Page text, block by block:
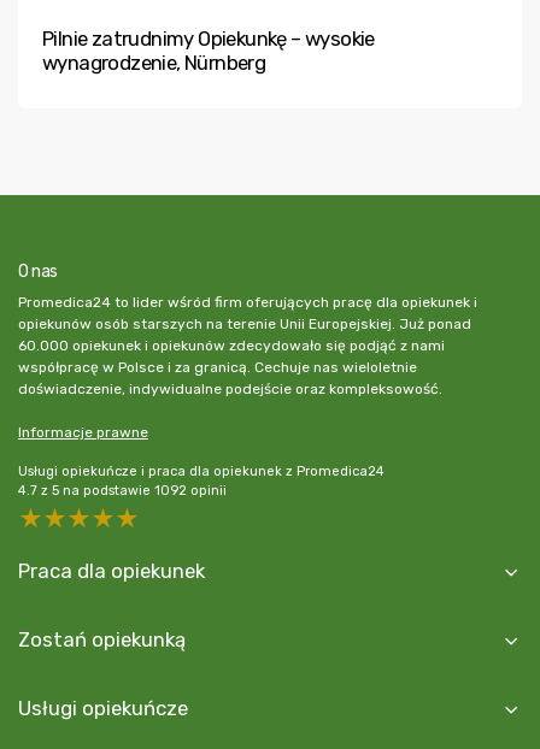
Pilnie zatrudnimy Opiekunkę – wysokie
wynagrodzenie, Nürnberg
O nas
Promedica24 to lider wśród firm oferujących pracę dla opiekunek i
opiekunów osób starszych na terenie Unii Europejskiej. Już ponad
60.000 opiekunek i opiekunów zdecydowało się podjąć z nami
współpracę w Polsce i za granicą. Cechuje nas wieloletnie
doświadczenie, indywidualne podejście oraz kompleksowość.
Informacje prawne
Usługi opiekuńcze i praca dla opiekunek z Promedica24
4.7 z 5 na podstawie 1092 opinii
5 stars
4 stars
3 stars
2 stars
Praca dla opiekunek
Zostań opiekunką
Usługi opiekuńcze